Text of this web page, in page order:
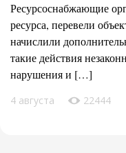
Ресурсоснабжающие
ресурса, перевели
начислили
такие действия
нарушения и […]
4 августа 22444